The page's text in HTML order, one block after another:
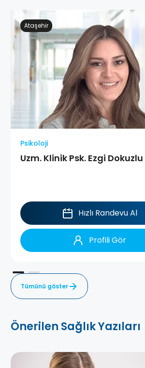
Ataşehir
Psikoloji
Uzm. Klinik Psk. Ezgi Dokuzlu
Hızlı Randevu Al
Profili Gör
Tümünü göster
Önerilen Sağlık Yazıları